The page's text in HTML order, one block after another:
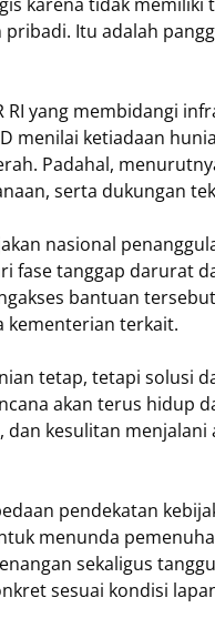
Itu adalah
RI yang membidangi
menilai ketiadaan
Padahal,
serta dukungan
nasional
fase tanggap darurat
bantuan
kementerian terkait.
tetap, tetapi solusi
akan terus hidup
dan kesulitan
pendekatan
menunda
sekaligus
sesuai kondisi